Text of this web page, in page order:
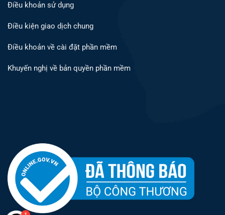
Điều khoản sử dụng
Điều kiện giao dịch chung
Điều khoản về cài đặt phần mềm
Khuyến nghị về bản quyền phần mềm